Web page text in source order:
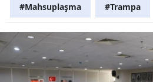
#Mahsuplaşma #Trampa